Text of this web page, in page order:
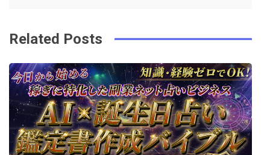
k
t
ビ
ゲ
ー
シ
Related Posts